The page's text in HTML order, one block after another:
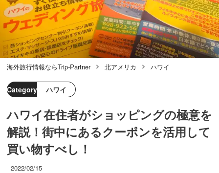
海外旅行情報ならTrip-Partner 北アメリカ ハワイ
Category ハワイ
ハワイ在住者がショッピングの極意を
解説！街中にあるクーポンを活用して
買い物すべし！
2022/02/15